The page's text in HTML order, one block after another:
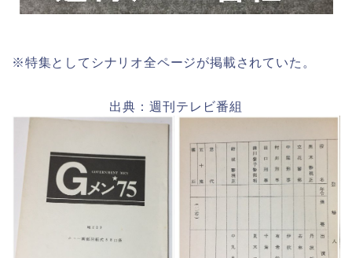
※特集としてシナリオ全ページが掲載されていた。
出典：週刊テレビ番組